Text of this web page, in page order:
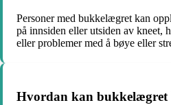
Personer med bukkelægret kan
på innsiden eller utsiden av kneet,
eller problemer med å bøye eller
Hvordan kan bukkelægret